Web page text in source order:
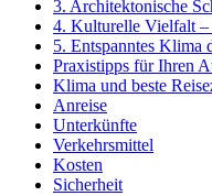
3. Architektonische
4. Kulturelle Vielfalt
5. Entspanntes Klima
Praxistipps für Ihren
Klima und beste
Anreise
Unterkünfte
Verkehrsmittel
Kosten
Sicherheit